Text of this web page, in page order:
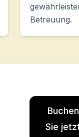
Betreuung.
Buchen
Sie